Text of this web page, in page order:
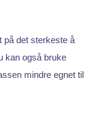
på det sterkeste å
kan også bruke
mindre egnet til